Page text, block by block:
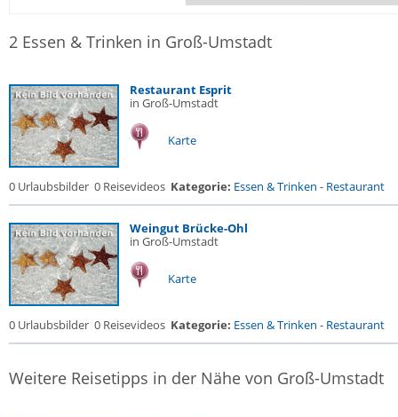
2 Essen & Trinken in Groß-Umstadt
Restaurant Esprit
in Groß-Umstadt
Karte
0 Urlaubsbilder 0 Reisevideos Kategorie: Essen & Trinken - Restaurant
Weingut Brücke-Ohl
in Groß-Umstadt
Karte
0 Urlaubsbilder 0 Reisevideos Kategorie: Essen & Trinken - Restaurant
Weitere Reisetipps in der Nähe von Groß-Umstadt